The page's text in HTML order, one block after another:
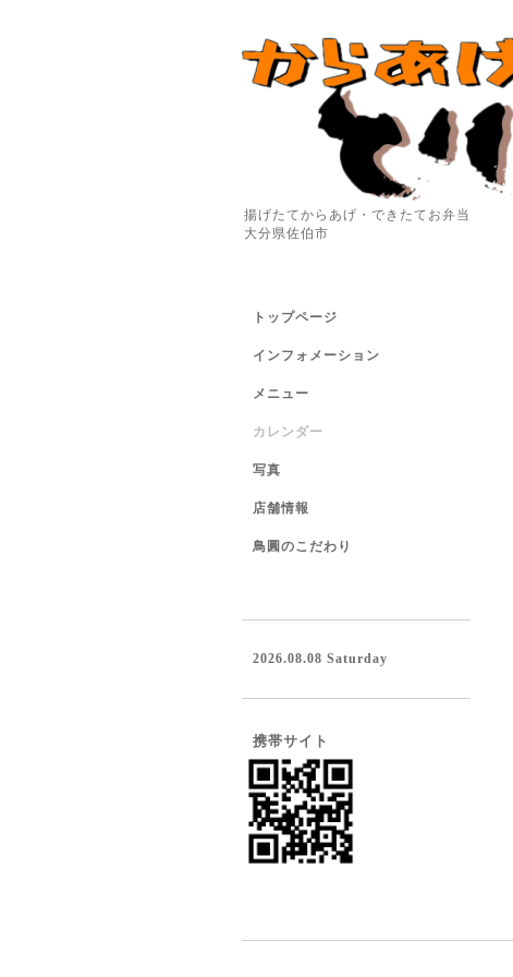
揚げたてからあげ・できたてお弁当
大分県佐伯市
トップページ
インフォメーション
メニュー
カレンダー
写真
店舗情報
鳥圓のこだわり
2026.08.08 Saturday
携帯サイト